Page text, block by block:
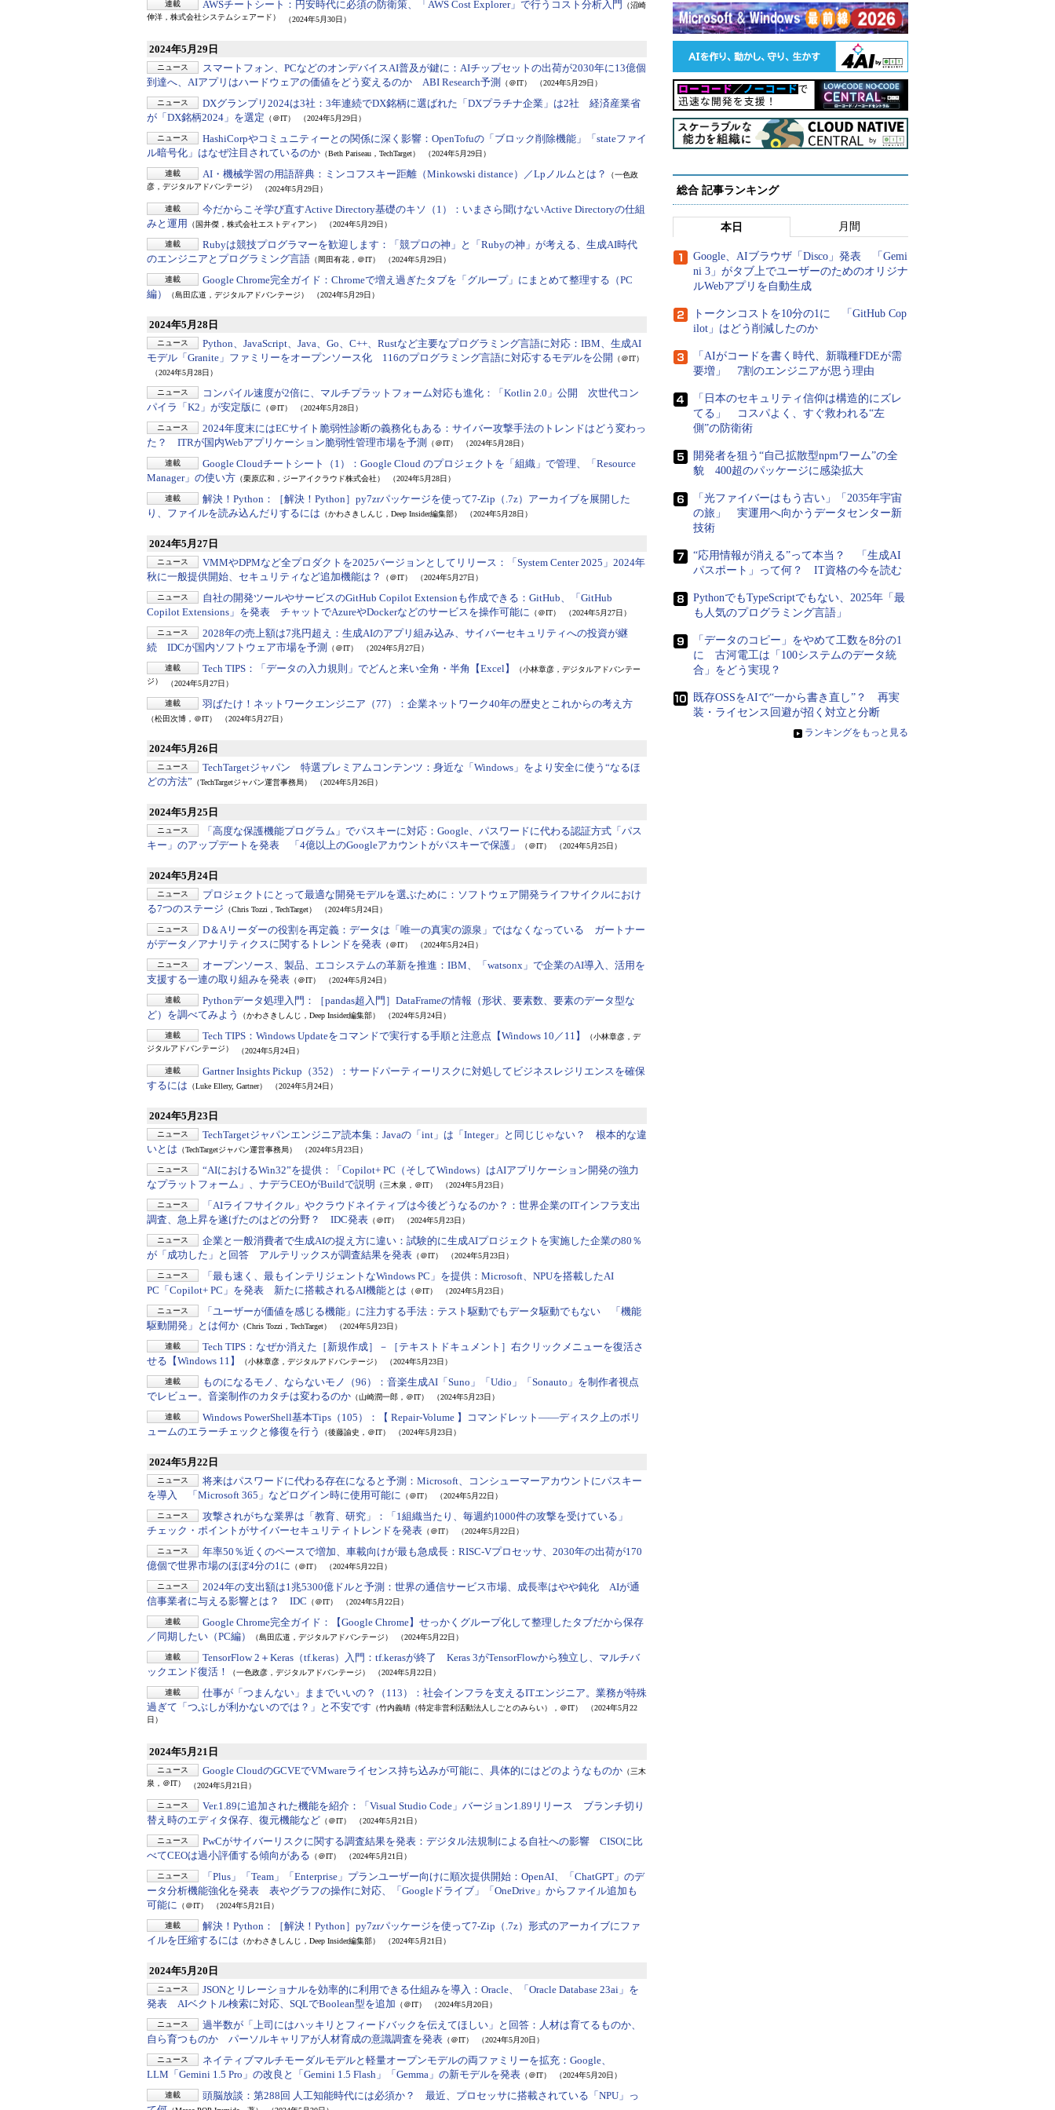
連載 AWSチートシート： 円安時代に必須の防衛策、「AWS Cost Explorer」で行うコスト分析入門 （沼崎
伸洋，株式会社システムシェアード） （2024年5月30日）
2024年5月29日
ニュース スマートフォン、PCなどのオンデバイスAI普及が鍵に： AIチップセットの出荷が2030年に13億個
到達へ、AIアプリはハードウェアの価値をどう変えるのか ABI Research予測
（＠IT） （2024年5月29日）
ニュース DXグランプリ2024は3社： 3年連続でDX銘柄に選ばれた「DXプラチナ企業」は2社 経済産業省
が「DX銘柄2024」を選定 （＠IT） （2024年5月29日）
ニュース HashiCorpやコミュニティーとの関係に深く影響： OpenTofuの「ブロック削除機能」「stateファイ
ル暗号化」はなぜ注目されているのか （Beth Pariseau，TechTarget） （2024年5月29日）
連載 AI・機械学習の用語辞典： ミンコフスキー距離（Minkowski distance）／Lpノルムとは？ （一色政
彦，デジタルアドバンテージ） （2024年5月29日）
連載 今だからこそ学び直すActive Directory基礎のキソ（1）： いまさら聞けないActive Directoryの仕組
みと運用
（国井傑，株式会社エストディアン） （2024年5月29日）
連載 Rubyは競技プログラマーを歓迎します：
「競プロの神」と「Rubyの神」が考える、生成AI時代
のエンジニアとプログラミング言語 （岡田有花，＠IT） （2024年5月29日）
連載 Google Chrome完全ガイド： Chromeで増え過ぎたタブを「グループ」にまとめて整理する（PC
編）
（島田広道，デジタルアドバンテージ） （2024年5月29日）
2024年5月28日
ニュース Python、JavaScript、Java、Go、C++、Rustなど主要なプログラミング言語に対応： IBM、生成AI
モデル「Granite」ファミリーをオープンソース化 116のプログラミング言語に対応するモデルを公開
（＠IT）
（2024年5月28日）
ニュース コンパイル速度が2倍に、マルチプラットフォーム対応も進化：
「Kotlin 2.0」公開 次世代コン
パイラ「K2」が安定版に （＠IT） （2024年5月28日）
ニュース 2024年度末にはECサイト脆弱性診断の義務化もある： サイバー攻撃手法のトレンドはどう変わっ
た？ ITRが国内Webアプリケーション脆弱性管理市場を予測
（＠IT） （2024年5月28日）
連載 Google Cloudチートシート（1）： Google Cloud のプロジェクトを「組織」で管理、「Resource
Manager」の使い方 （栗原広和，ジーアイクラウド株式会社） （2024年5月28日）
連載 解決！Python：
［解決！Python］py7zrパッケージを使って7-Zip（.7z）アーカイブを展開した
り、ファイルを読み込んだりするには （かわさきしんじ，Deep Insider編集部） （2024年5月28日）
2024年5月27日
ニュース VMMやDPMなど全プロダクトを2025バージョンとしてリリース：
「System Center 2025」2024年
秋に一般提供開始、セキュリティなど追加機能は？
（＠IT） （2024年5月27日）
ニュース 自社の開発ツールやサービスのGitHub Copilot Extensionも作成できる： GitHub、「GitHub
Copilot Extensions」を発表 チャットでAzureやDockerなどのサービスを操作可能に （＠IT） （2024年5月27日）
ニュース 2028年の売上額は7兆円超え： 生成AIのアプリ組み込み、サイバーセキュリティへの投資が継
続 IDCが国内ソフトウェア市場を予測
（＠IT） （2024年5月27日）
連載 Tech TIPS： 「データの入力規則」でどんと来い全角・半角【Excel】 （小林章彦，デジタルアドバンテー
ジ） （2024年5月27日）
連載 羽ばたけ！ネットワークエンジニア（77）： 企業ネットワーク40年の歴史とこれからの考え方
（松田次博，＠IT） （2024年5月27日）
2024年5月26日
ニュース TechTargetジャパン 特選プレミアムコンテンツ： 身近な「Windows」をより安全に使う“なるほ
どの方法” （TechTargetジャパン運営事務局） （2024年5月26日）
2024年5月25日
ニュース 「高度な保護機能プログラム」でパスキーに対応： Google、パスワードに代わる認証方式「パス
キー」のアップデートを発表 「4億以上のGoogleアカウントがパスキーで保護」
（＠IT） （2024年5月25日）
2024年5月24日
ニュース プロジェクトにとって最適な開発モデルを選ぶために： ソフトウェア開発ライフサイクルにおけ
る7つのステージ （Chris Tozzi，TechTarget） （2024年5月24日）
ニュース D＆Aリーダーの役割を再定義： データは「唯一の真実の源泉」ではなくなっている ガートナー
がデータ／アナリティクスに関するトレンドを発表 （＠IT） （2024年5月24日）
ニュース オープンソース、製品、エコシステムの革新を推進： IBM、「watsonx」で企業のAI導入、活用を
支援する一連の取り組みを発表 （＠IT） （2024年5月24日）
連載 Pythonデータ処理入門：
［pandas超入門］DataFrameの情報（形状、要素数、要素のデータ型な
ど）を調べてみよう
（かわさきしんじ，Deep Insider編集部） （2024年5月24日）
連載 Tech TIPS： Windows Updateをコマンドで実行する手順と注意点【Windows 10／11】 （小林章彦，デ
ジタルアドバンテージ） （2024年5月24日）
連載 Gartner Insights Pickup（352）： サードパーティーリスクに対処してビジネスレジリエンスを確保
するには （Luke Ellery, Gartner） （2024年5月24日）
2024年5月23日
ニュース TechTargetジャパンエンジニア読本集： Javaの「int」は「Integer」と同じじゃない？ 根本的な違
いとは （TechTargetジャパン運営事務局） （2024年5月23日）
ニュース “AIにおけるWin32”を提供：
「Copilot+ PC（そしてWindows）はAIアプリケーション開発の強力
なプラットフォーム」、ナデラCEOがBuildで説明
（三木泉，＠IT） （2024年5月23日）
ニュース 「AIライフサイクル」やクラウドネイティブは今後どうなるのか？： 世界企業のITインフラ支出
調査、急上昇を遂げたのはどの分野？ IDC発表 （＠IT） （2024年5月23日）
ニュース 企業と一般消費者で生成AIの捉え方に違い： 試験的に生成AIプロジェクトを実施した企業の80％
が「成功した」と回答 アルテリックスが調査結果を発表 （＠IT） （2024年5月23日）
ニュース 「最も速く、最もインテリジェントなWindows PC」を提供： Microsoft、NPUを搭載したAI
PC「Copilot+ PC」を発表 新たに搭載されるAI機能とは （＠IT） （2024年5月23日）
ニュース 「ユーザーが価値を感じる機能」に注力する手法： テスト駆動でもデータ駆動でもない 「機能
駆動開発」とは何か （Chris Tozzi，TechTarget） （2024年5月23日）
連載 Tech TIPS： なぜか消えた［新規作成］－［テキストドキュメント］右クリックメニューを復活さ
せる【Windows 11】
（小林章彦，デジタルアドバンテージ） （2024年5月23日）
連載 ものになるモノ、ならないモノ（96）： 音楽生成AI「Suno」「Udio」「Sonauto」を制作者視点
でレビュー。音楽制作のカタチは変わるのか （山崎潤一郎，＠IT） （2024年5月23日）
連載 Windows PowerShell基本Tips（105）：
【 Repair-Volume 】コマンドレット――ディスク上のボリ
ュームのエラーチェックと修復を行う
（後藤諭史，＠IT） （2024年5月23日）
2024年5月22日
ニュース 将来はパスワードに代わる存在になると予測： Microsoft、コンシューマーアカウントにパスキー
を導入 「Microsoft 365」などログイン時に使用可能に （＠IT） （2024年5月22日）
ニュース 攻撃されがちな業界は「教育、研究」：
「1組織当たり、毎週約1000件の攻撃を受けている」
チェック・ポイントがサイバーセキュリティトレンドを発表 （＠IT） （2024年5月22日）
ニュース 年率50％近くのペースで増加、車載向けが最も急成長： RISC-Vプロセッサ、2030年の出荷が170
億個で世界市場のほぼ4分の1に （＠IT） （2024年5月22日）
ニュース 2024年の支出額は1兆5300億ドルと予測： 世界の通信サービス市場、成長率はやや鈍化 AIが通
信事業者に与える影響とは？ IDC （＠IT） （2024年5月22日）
連載 Google Chrome完全ガイド：
【Google Chrome】せっかくグループ化して整理したタブだから保存
／同期したい（PC編）
（島田広道，デジタルアドバンテージ） （2024年5月22日）
連載 TensorFlow 2＋Keras（tf.keras）入門： tf.kerasが終了 Keras 3がTensorFlowから独立し、マルチバ
ックエンド復活！
（一色政彦，デジタルアドバンテージ） （2024年5月22日）
連載 仕事が「つまんない」ままでいいの？（113）： 社会インフラを支えるITエンジニア。業務が特殊
過ぎて「つぶしが利かないのでは？」と不安です （竹内義晴（特定非営利活動法人しごとのみらい），＠IT） （2024年5月22
日）
2024年5月21日
ニュース Google CloudのGCVEでVMwareライセンス持ち込みが可能に、具体的にはどのようなものか （三木
泉，＠IT） （2024年5月21日）
ニュース Ver.1.89に追加された機能を紹介：
「Visual Studio Code」バージョン1.89リリース ブランチ切り
替え時のエディタ保存、復元機能など （＠IT） （2024年5月21日）
ニュース PwCがサイバーリスクに関する調査結果を発表： デジタル法規制による自社への影響 CISOに比
べてCEOは過小評価する傾向がある （＠IT） （2024年5月21日）
ニュース 「Plus」「Team」「Enterprise」プランユーザー向けに順次提供開始： OpenAI、「ChatGPT」のデ
ータ分析機能強化を発表 表やグラフの操作に対応、「Googleドライブ」「OneDrive」からファイル追加も
可能に （＠IT） （2024年5月21日）
連載 解決！Python：
［解決！Python］py7zrパッケージを使って7-Zip（.7z）形式のアーカイブにファ
イルを圧縮するには （かわさきしんじ，Deep Insider編集部） （2024年5月21日）
2024年5月20日
ニュース JSONとリレーショナルを効率的に利用できる仕組みを導入： Oracle、「Oracle Database 23ai」を
発表 AIベクトル検索に対応、SQLでBoolean型を追加 （＠IT） （2024年5月20日）
ニュース 過半数が「上司にはハッキリとフィードバックを伝えてほしい」と回答： 人材は育てるものか、
自ら育つものか パーソルキャリアが人材育成の意識調査を発表 （＠IT） （2024年5月20日）
ニュース ネイティブマルチモーダルモデルと軽量オープンモデルの両ファミリーを拡充： Google、
LLM「Gemini 1.5 Pro」の改良と「Gemini 1.5 Flash」「Gemma」の新モデルを発表 （＠IT） （2024年5月20日）
連載 頭脳放談： 第288回 人工知能時代には必須か？ 最近、プロセッサに搭載されている「NPU」っ
総合 記事ランキング
本日 月間
Google、AIブラウザ「Disco」発表 「Gemi
ni 3」がタブ上でユーザーのためのオリジナ
ルWebアプリを自動生成
トークンコストを10分の1に 「GitHub Cop
ilot」はどう削減したのか
「AIがコードを書く時代、新職種FDEが需
要増」 7割のエンジニアが思う理由
「日本のセキュリティ信仰は構造的にズレ
てる」 コスパよく、すぐ救われる“左
側”の防衛術
開発者を狙う“自己拡散型npmワーム”の全
貌 400超のパッケージに感染拡大
「光ファイバーはもう古い」「2035年宇宙
の旅」 実運用へ向かうデータセンター新
技術
“応用情報が消える”って本当？ 「生成AI
パスポート」って何？ IT資格の今を読む
PythonでもTypeScriptでもない、2025年「最
も人気のプログラミング言語」
「データのコピー」をやめて工数を8分の1
に 古河電工は「100システムのデータ統
合」をどう実現？
既存OSSをAIで“一から書き直し”？ 再実
装・ライセンス回避が招く対立と分断
» ランキングをもっと見る